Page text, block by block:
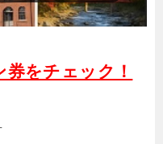
をチェック！